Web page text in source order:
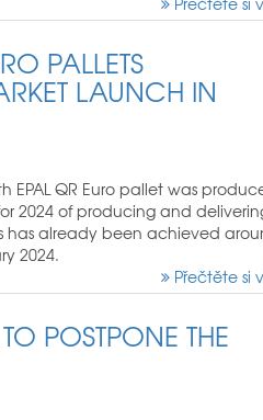
PALLETS
LAUNCH IN
EPAL QR Euro pallet was
2024 of producing and
has already been achieved
2024.
Přečtěte si
POSTPONE THE